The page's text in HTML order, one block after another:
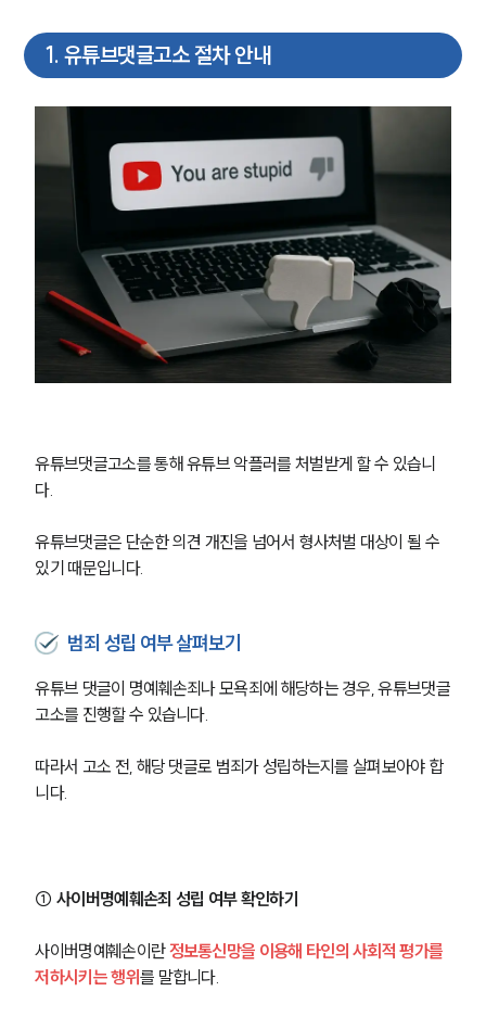
1. 유튜브댓글고소 절차 안내
유튜브댓글고소를 통해 유튜브 악플러를 처벌받게 할 수 있습니
다.
유튜브댓글은 단순한 의견 개진을 넘어서 형사처벌 대상이 될 수
있기 때문입니다.
범죄 성립 여부 살펴보기
유튜브 댓글이 명예훼손죄나 모욕죄에 해당하는 경우, 유튜브댓글
고소를 진행할 수 있습니다.
따라서 고소 전, 해당 댓글로 범죄가 성립하는지를 살펴보아야 합
니다.
① 사이버명예훼손죄 성립 여부 확인하기
사이버명예훼손이란 정보통신망을 이용해 타인의 사회적 평가를
저하시키는 행위를 말합니다.